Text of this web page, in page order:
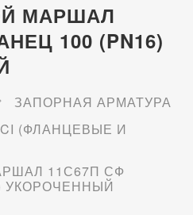
МАРШАЛ
100 (PN16)
ЗАПОРНАЯ АРМАТУРА
(ФЛАНЦЕВЫЕ И
11С67П СФ
УКОРОЧЕННЫЙ